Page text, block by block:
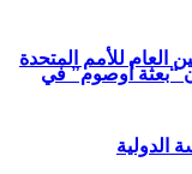
العام للأمم المتحدة
الدولية
“بعثة أوصوم” في